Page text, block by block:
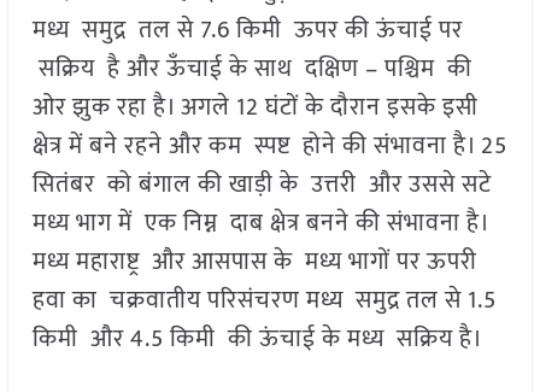
मध्य समुद्र तल से 7.6 किमी ऊपर की ऊंचाई पर
सक्रिय है और ऊँचाई के साथ दक्षिण – पश्चिम की
ओर झुक रहा है। अगले 12 घंटों के दौरान इसके इसी
क्षेत्र में बने रहने और कम स्पष्ट होने की संभावना है। 25
सितंबर को बंगाल की खाड़ी के उत्तरी और उससे सटे
मध्य भाग में एक निम्न दाब क्षेत्र बनने की संभावना है।
मध्य महाराष्ट्र और आसपास के मध्य भागों पर ऊपरी
हवा का चक्रवातीय परिसंचरण मध्य समुद्र तल से 1.5
किमी और 4.5 किमी की ऊंचाई के मध्य सक्रिय है।